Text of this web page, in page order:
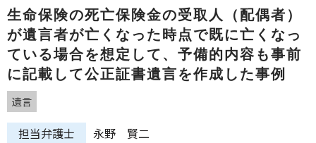
生命保険の死亡保険金の受取人（配偶者）
が遺言者が亡くなった時点で既に亡くなっ
ている場合を想定して、予備的内容も事前
に記載して公正証書遺言を作成した事例
遺言
担当弁護士
永野 賢二